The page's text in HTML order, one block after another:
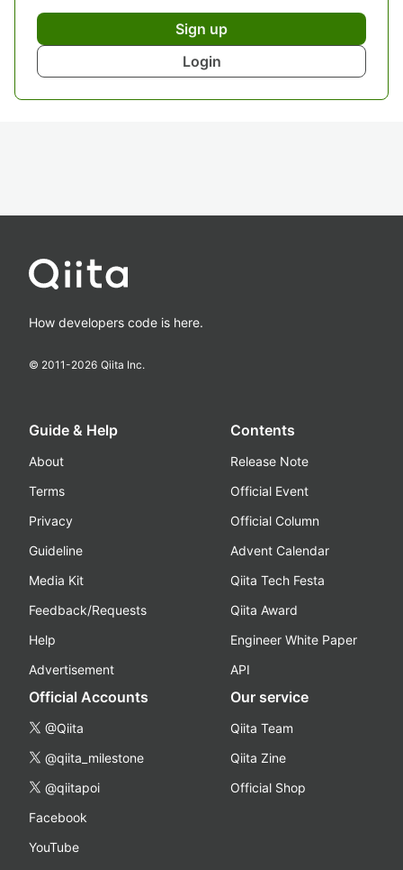
Sign up
Login
How developers code is here.
© 2011-2026 Qiita Inc.
Guide & Help
About
Terms
Privacy
Guideline
Media Kit
Feedback/Requests
Help
Advertisement
Contents
Release Note
Official Event
Official Column
Advent Calendar
Qiita Tech Festa
Qiita Award
Engineer White Paper
API
Official Accounts
@Qiita
@qiita_milestone
@qiitapoi
Facebook
YouTube
Our service
Qiita Team
Qiita Zine
Official Shop